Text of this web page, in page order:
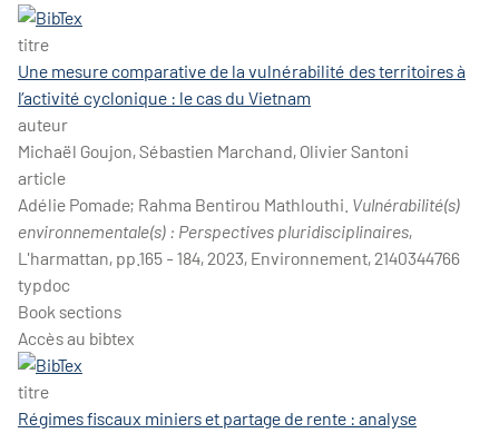
titre
Une mesure comparative de la vulnérabilité des territoires à
l’activité cyclonique : le cas du Vietnam
auteur
Michaël Goujon, Sébastien Marchand, Olivier Santoni
article
Adélie Pomade; Rahma Bentirou Mathlouthi. Vulnérabilité(s)
environnementale(s) : Perspectives pluridisciplinaires,
L'harmattan, pp.165 - 184, 2023, Environnement, 2140344766
typdoc
Book sections
Accès au bibtex
titre
Régimes fiscaux miniers et partage de rente : analyse